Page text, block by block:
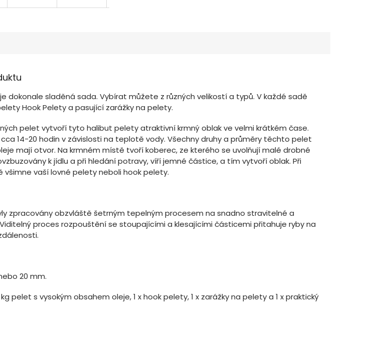
dokonale sladěná sada. Vybírat můžete z různých velikostí a typů. V každé sadě
Hook Pelety a pasující zarážky na pelety.
pelet vytvoří tyto halibut pelety atraktivní krmný oblak ve velmi krátkém čase.
14-20 hodin v závislosti na teplotě vody. Všechny druhy a průměry těchto pelet
mají otvor. Na krmném místě tvoří koberec, ze kterého se uvolňují malé drobné
k jídlu a při hledání potravy, víří jemné částice, a tím vytvoří oblak. Při
vaší lovné pelety neboli hook pelety.
zpracovány obzvláště šetrným tepelným procesem na snadno stravitelné a
proces rozpouštění se stoupajícími a klesajícími částicemi přitahuje ryby na
20 mm.
pelet s vysokým obsahem oleje, 1 x hook pelety, 1 x zarážky na pelety a 1 x praktický